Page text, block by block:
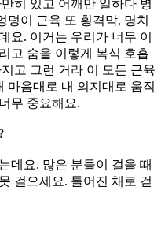
히 있고 어깨만 일하다 병
덩이 근육 또 횡격막, 명치
요. 이거는 우리가 너무 이
고 숨을 이렇게 복식 호흡
고 그런 거라 이 모든 근육
마음대로 내 의지대로 움직
무 중요해요.
데요. 많은 분들이 걸을 때
걸으세요. 틀어진 채로 걷